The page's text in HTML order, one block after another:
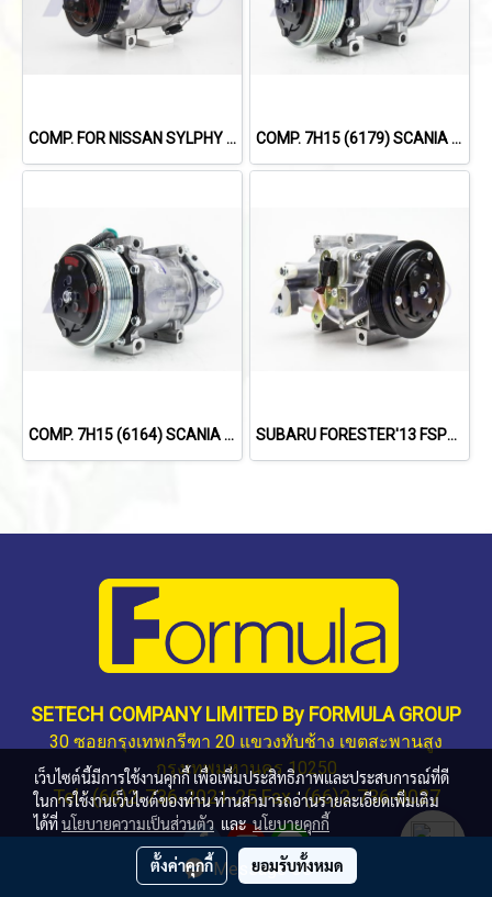
Message Us
COMP. FOR NISSAN SYLPHY 1.8L /X-TRIAL'14 /TEANA L33'13-'19 (2.0L) COMP. 7H15 (6179) SCANIA 114,124,144 '09 (8PK)
COMP. 7H15 (6164) SCANIA TRUCK (8PK) SUBARU FORESTER'13 FSPEC
SETECH COMPANY LIMITED By FORMULA GROUP
30 ซอยกรุงเทพกรีฑา 20 แขวงทับช้าง เขตสะพานสูง
กรุงเทพมหานคร 10250
Tel : (66)2-736-2021-25 Fax : (66)2-736-0027
เว็บไซต์นี้มีการใช้งานคุกกี้ เพื่อเพิ่มประสิทธิภาพและประสบการณ์ที่ดี
ในการใช้งานเว็บไซต์ของท่าน ท่านสามารถอ่านรายละเอียดเพิ่มเติม
ได้ที่นโยบายความเป็นส่วนตัว และนโยบายคุกกี้
ตั้งค่าคุกกี้ ยอมรับทั้งหมด